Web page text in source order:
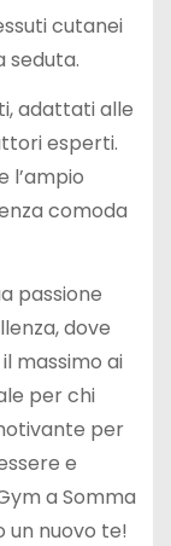
cutanei
seduta.
adattati alle
esperti.
l’ampio
comoda
passione
dove
massimo ai
per chi
per
e
a Somma
un nuovo te!